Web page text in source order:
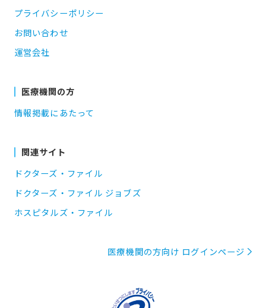
プライバシーポリシー
お問い合わせ
運営会社
医療機関の方
情報掲載にあたって
関連サイト
ドクターズ・ファイル
ドクターズ・ファイル ジョブズ
ホスピタルズ・ファイル
医療機関の方向け ログインページ